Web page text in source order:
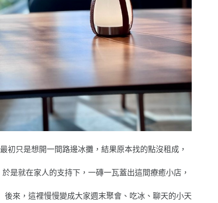
最初只是想開一間路邊冰攤，結果原本找的點沒租成，
於是就在家人的支持下，一磚一瓦蓋出這間療癒小店，
後來，這裡慢慢變成大家週末聚會、吃冰、聊天的小天